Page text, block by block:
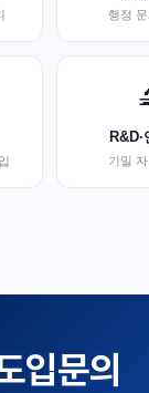
행정
R&D·
기밀
입문의